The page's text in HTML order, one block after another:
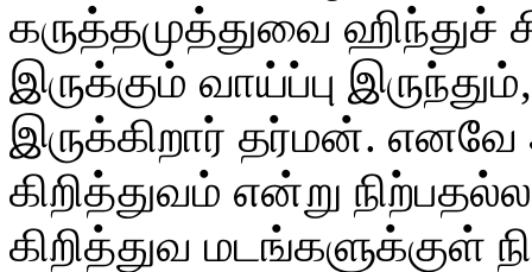
கருத்தமுத்துவை
இருக்கும் வாய்ப்பு
இருக்கிறார் தர்மன்.
கிறித்துவம் என்று
கிறித்துவ மடங்களுக்குள்